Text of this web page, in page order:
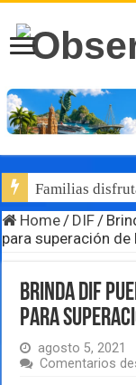
Familias
Home / DIF /
para superación
Brinda DIF
para
agosto 5, 2021
Comentarios